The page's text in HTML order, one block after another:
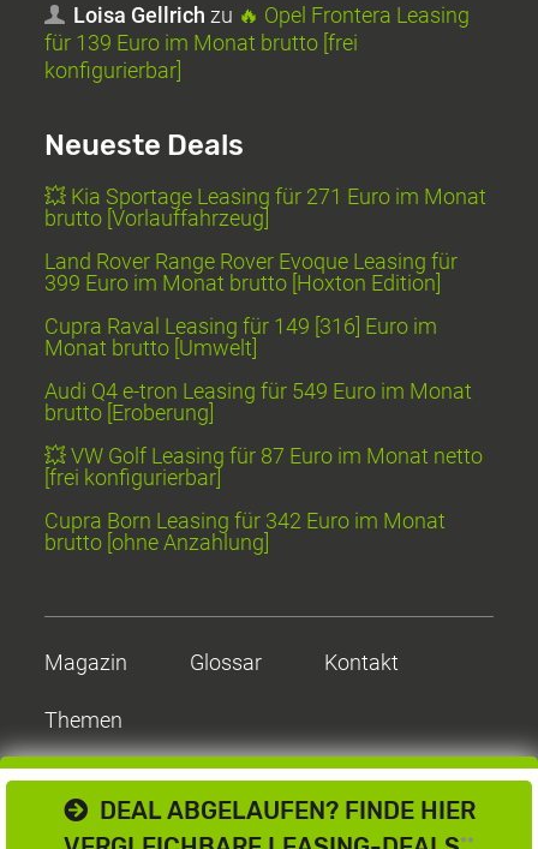
DEAL ABGELAUFEN? FINDE HIER
**
Loisa Gellrich zu 🔥 Opel Frontera Leasing
für 139 Euro im Monat brutto [frei
konfigurierbar]
Neueste Deals
💥 Kia Sportage Leasing für 271 Euro im Monat
brutto [Vorlauffahrzeug]
Land Rover Range Rover Evoque Leasing für
399 Euro im Monat brutto [Hoxton Edition]
Cupra Raval Leasing für 149 [316] Euro im
Monat brutto [Umwelt]
Audi Q4 e-tron Leasing für 549 Euro im Monat
brutto [Eroberung]
💥 VW Golf Leasing für 87 Euro im Monat netto
[frei konfigurierbar]
Cupra Born Leasing für 342 Euro im Monat
brutto [ohne Anzahlung]
Magazin Glossar Kontakt
Themen